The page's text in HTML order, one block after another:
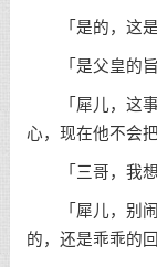
「是的，这是
「是父皇的旨
「犀儿，这事
心，现在他不会
「三哥，我想
「犀儿，别闹
的，还是乖乖的